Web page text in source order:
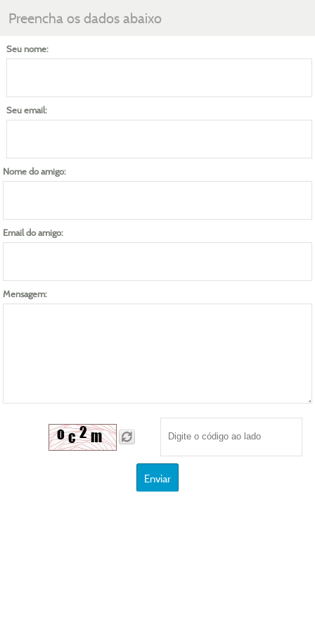
Preencha os dados abaixo
Seu nome:
Seu email:
Nome do amigo:
Email do amigo:
Mensagem:
Enviar